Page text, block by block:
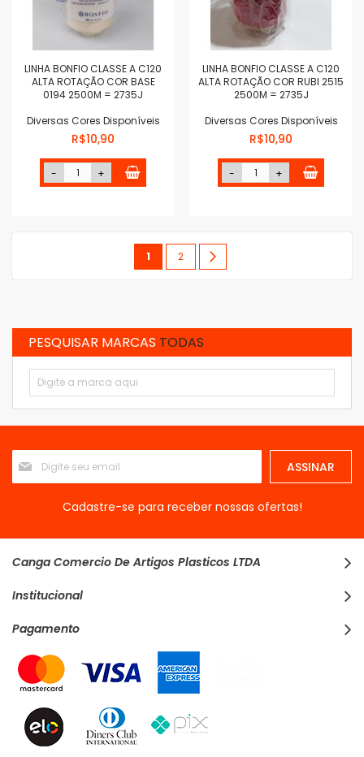
LINHA BONFIO CLASSE A C120
ALTA ROTAÇÃO COR BASE
0194 2500M = 2735J
Diversas Cores Disponíveis
R$10,90
- +
LINHA BONFIO CLASSE A C120
ALTA ROTAÇÃO COR RUBI 2515
2500M = 2735J
Diversas Cores Disponíveis
R$10,90
- +
Página
Você
a
1 Página
2
PESQUISAR MARCAS TODAS
Inscreva-
se
na
Newsletter:
ASSINAR
Cadastre-se para receber nossas ofertas!
Canga Comercio De Artigos Plasticos LTDA
Institucional
Pagamento